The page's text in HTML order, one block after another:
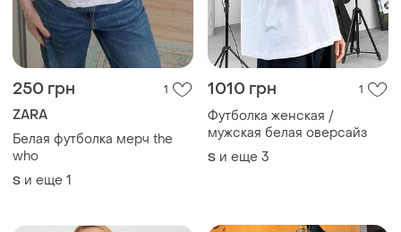
250 грн 1
ZARA
Белая футболка мерч the
who
S и еще 1
1010 грн 1
Футболка женская /
мужская белая оверсайз
S и еще 3